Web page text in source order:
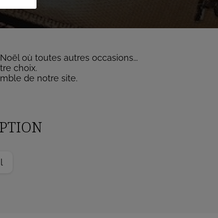
où toutes autres occasions...
choix.
de notre site.